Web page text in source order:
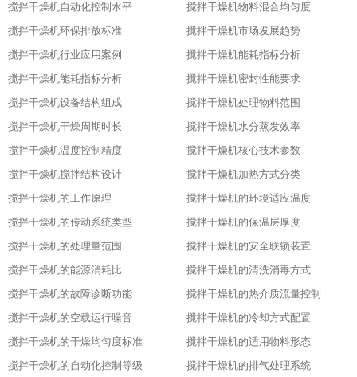
搅拌干燥机自动化控制水平
搅拌干燥机物料混合均匀度
搅拌干燥机环保排放标准
搅拌干燥机市场发展趋势
搅拌干燥机行业应用案例
搅拌干燥机能耗指标分析
搅拌干燥机能耗指标分析
搅拌干燥机密封性能要求
搅拌干燥机设备结构组成
搅拌干燥机处理物料范围
搅拌干燥机干燥周期时长
搅拌干燥机水分蒸发效率
搅拌干燥机温度控制精度
搅拌干燥机核心技术参数
搅拌干燥机搅拌结构设计
搅拌干燥机加热方式分类
搅拌干燥机的工作原理
搅拌干燥机的环境适应温度
搅拌干燥机的传动系统类型
搅拌干燥机的保温层厚度
搅拌干燥机的处理量范围
搅拌干燥机的安全联锁装置
搅拌干燥机的能源消耗比
搅拌干燥机的清洗消毒方式
搅拌干燥机的故障诊断功能
搅拌干燥机的热介质流量控制
搅拌干燥机的空载运行噪音
搅拌干燥机的冷却方式配置
搅拌干燥机的干燥均匀度标准
搅拌干燥机的适用物料形态
搅拌干燥机的自动化控制等级
搅拌干燥机的排气处理系统